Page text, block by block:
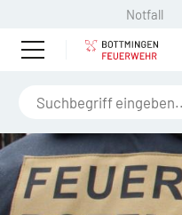
Notfall